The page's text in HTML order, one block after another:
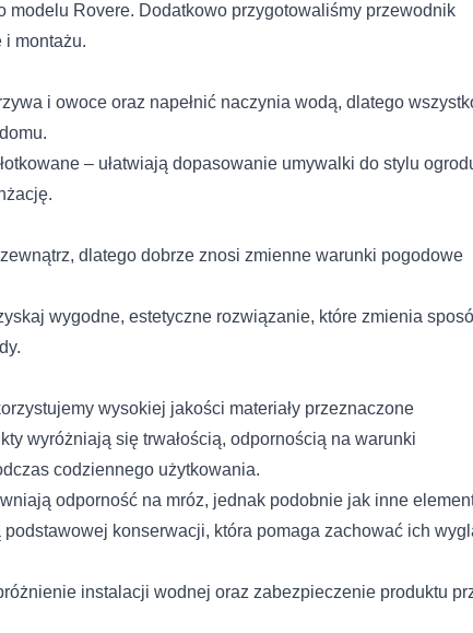
modelu Rovere. Dodatkowo przygotowaliśmy przewodnik
i montażu.
i owoce oraz napełnić naczynia wodą, dlatego
– ułatwiają dopasowanie umywalki do stylu
dlatego dobrze znosi zmienne warunki pogodowe
wygodne, estetyczne rozwiązanie, które zmienia
wysokiej jakości materiały przeznaczone
wyróżniają się trwałością, odpornością na warunki
codziennego użytkowania.
odporność na mróz, jednak podobnie jak inne
konserwacji, która pomaga zachować ich
instalacji wodnej oraz zabezpieczenie produktu
do spersonalizowania treści i reklam, aby oferować funkcje
o tym, jak korzystasz z naszej witryny, udostępniamy partnerom
połączyć te informacje z innymi danymi otrzymanymi od Ciebie
kluczowe znaczenie dla podstawowych funkcji witryny i witryna
nie przechowują żadnych danych umożliwiających
umożliwiają stronie zapamiętanie informacji, które zmieniają